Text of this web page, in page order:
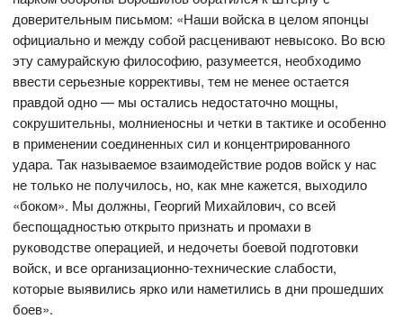
доверительным письмом: «Наши войска в целом японцы
официально и между собой расценивают невысоко. Во всю
эту самурайскую философию, разумеется, необходимо
ввести серьезные коррективы, тем не менее остается
правдой одно — мы остались недостаточно мощны,
сокрушительны, молниеносны и четки в тактике и особенно
в применении соединенных сил и концентрированного
удара. Так называемое взаимодействие родов войск у нас
не только не получилось, но, как мне кажется, выходило
«боком». Мы должны, Георгий Михайлович, со всей
беспощадностью открыто признать и промахи в
руководстве операцией, и недочеты боевой подготовки
войск, и все организационно-технические слабости,
которые выявились ярко или наметились в дни прошедших
боев».